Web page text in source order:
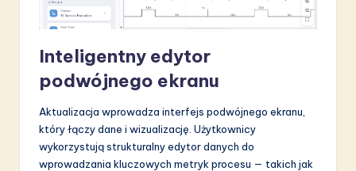
Inteligentny edytor
podwójnego ekranu
Aktualizacja wprowadza interfejs podwójnego ekranu,
który łączy dane i wizualizację. Użytkownicy
wykorzystują strukturalny edytor danych do
wprowadzania kluczowych metryk procesu — takich jak